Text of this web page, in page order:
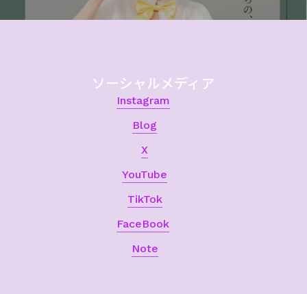
ソーシャルメディア
Instagram
Blog
X
YouTube
TikTok
FaceBook
Note